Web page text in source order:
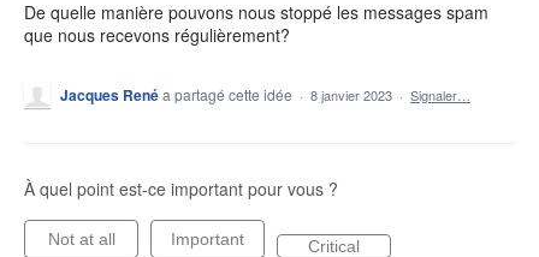
De quelle manière pouvons nous stoppé les messages spam
que nous recevons régulièrement?
Jacques Renéa partagé cette idée · 8 janvier 2023 · Signaler…
À quel point est-ce important pour vous ?
Not at all Important Critical